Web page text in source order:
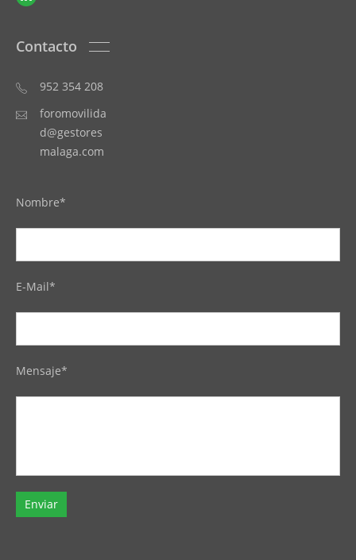
Contacto
952 354 208
foromovilida
d@gestores
malaga.com
Nombre*
E-Mail*
Mensaje*